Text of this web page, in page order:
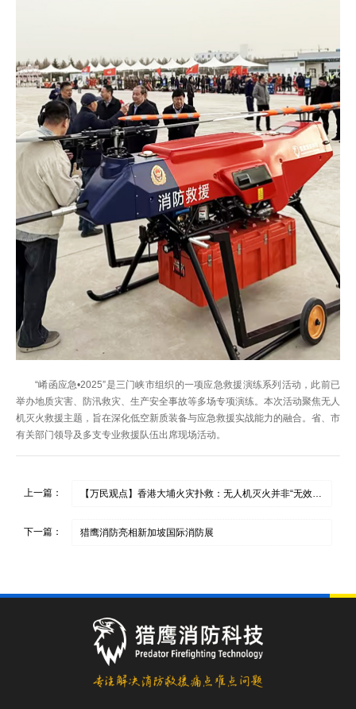
“崤函应急•2025”是三门峡市组织的一项应急救援演练系列活动，此前已
举办地质灾害、防汛救灾、生产安全事故等多场专项演练。本次活动聚焦无人
机灭火救援主题，旨在深化低空新质装备与应急救援实战能力的融合。省、市
有关部门领导及多支专业救援队伍出席现场活动。
上一篇： 【万民观点】香港大埔火灾扑救：无人机灭火并非“无效选项”
下一篇： 猎鹰消防亮相新加坡国际消防展